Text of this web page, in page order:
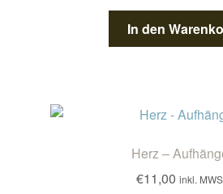
In den
Herz –
€11,00 inkl.